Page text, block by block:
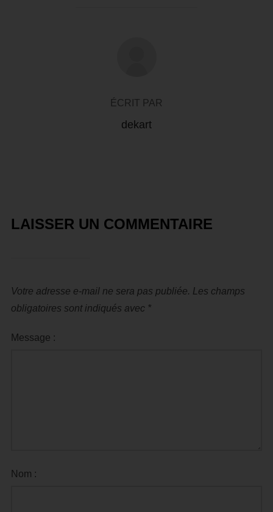
ÉCRIT PAR
dekart
LAISSER UN COMMENTAIRE
Votre adresse e-mail ne sera pas publiée. Les champs
obligatoires sont indiqués avec *
Message :
Nom :